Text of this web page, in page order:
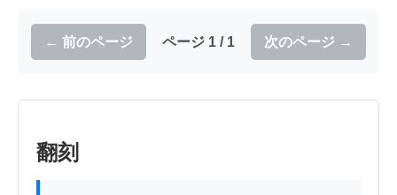
← 前のページ ページ 1 / 1 次のページ →
翻刻